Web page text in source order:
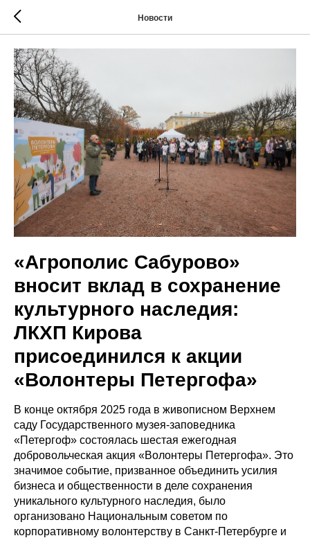
Новости
«Агрополис Сабурово»
вносит вклад в сохранение
культурного наследия:
ЛКХП Кирова
присоединился к акции
«Волонтеры Петергофа»
В конце октября 2025 года в живописном Верхнем
саду Государственного музея-заповедника
«Петергоф» состоялась шестая ежегодная
добровольческая акция «Волонтеры Петергофа». Это
значимое событие, призванное объединить усилия
бизнеса и общественности в деле сохранения
уникального культурного наследия, было
организовано Национальным советом по
корпоративному волонтерству в Санкт-Петербурге и